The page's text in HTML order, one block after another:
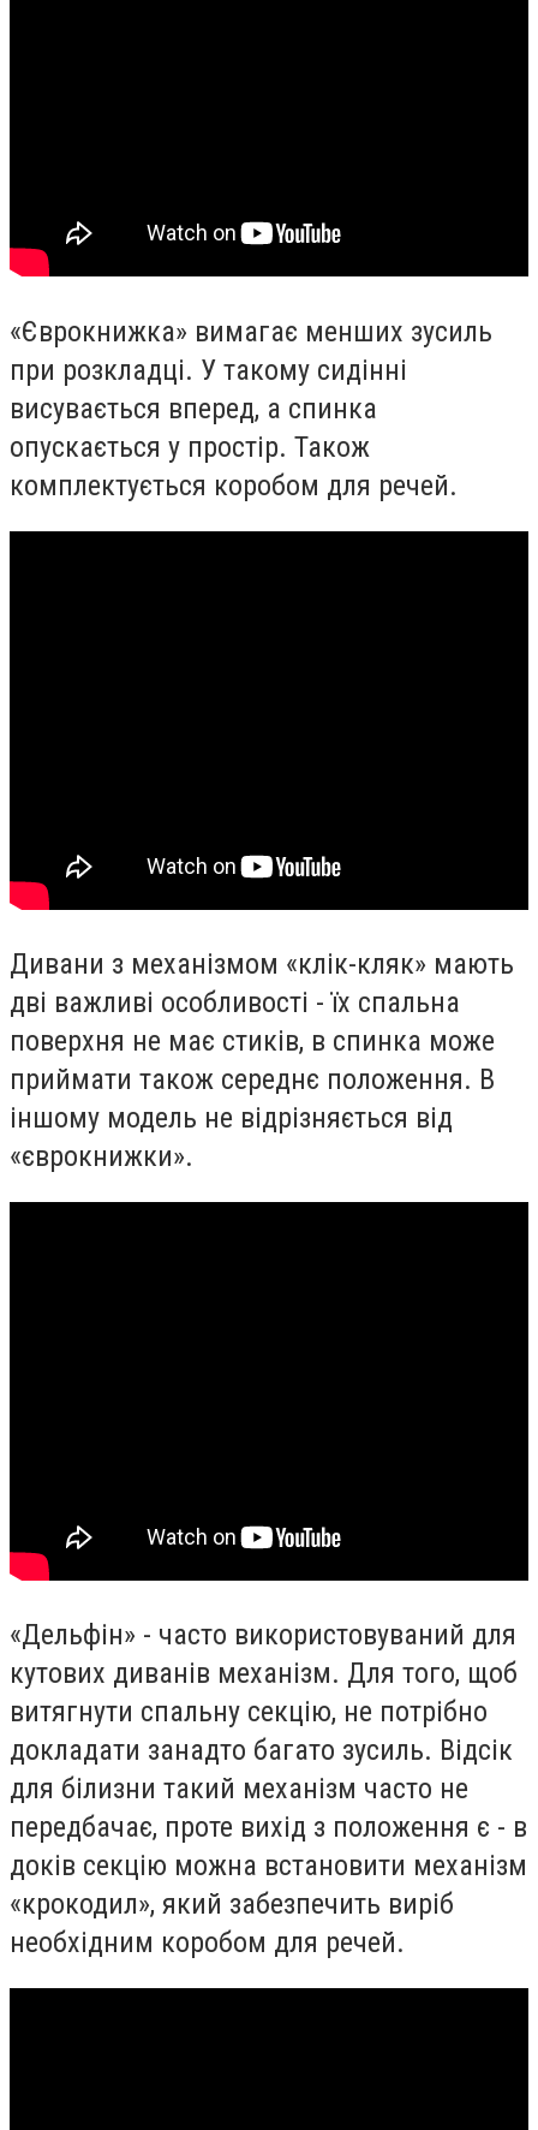
«Єврокнижка» вимагає менших зусиль
при розкладці. У такому сидінні
висувається вперед, а спинка
опускається у простір. Також
комплектується коробом для речей.
Дивани з механізмом «клік-кляк» мають
дві важливі особливості - їх спальна
поверхня не має стиків, в спинка може
приймати також середнє положення. В
іншому модель не відрізняється від
«єврокнижки».
«Дельфін» - часто використовуваний для
кутових диванів механізм. Для того, щоб
витягнути спальну секцію, не потрібно
докладати занадто багато зусиль. Відсік
для білизни такий механізм часто не
передбачає, проте вихід з положення є - в
доків секцію можна встановити механізм
«крокодил», який забезпечить виріб
необхідним коробом для речей.